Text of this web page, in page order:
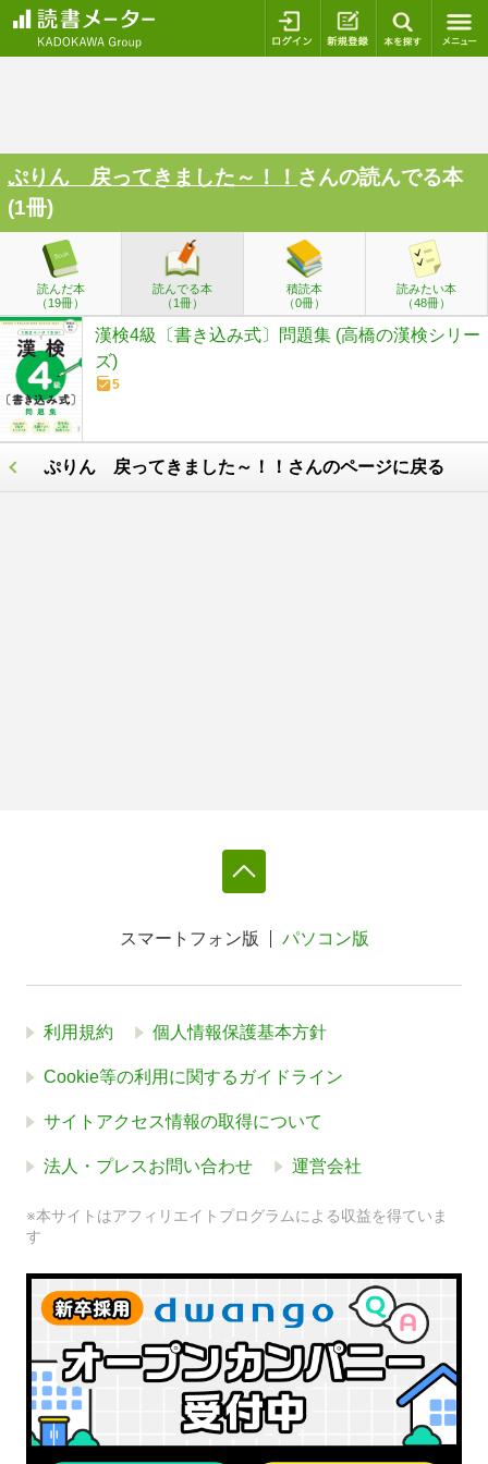
ログイン 新規登録
ぷりん 戻ってきました～！！ さんの読んでる本
(1冊)
読んだ本
（19冊）
読んでる本
（1冊）
積読本
（0冊）
読みたい本
（48冊）
漢検4級〔書き込み式〕問題集 (高橋の漢検シリー
ズ)
5
ぷりん 戻ってきました～！！さんのページに戻る
スマートフォン版 パソコン版
利用規約 個人情報保護基本方針
Cookie等の利用に関するガイドライン
サイトアクセス情報の取得について
法人・プレスお問い合わせ 運営会社
※本サイトはアフィリエイトプログラムによる収益を得ていま
す